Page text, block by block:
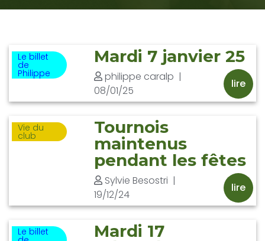
Le billet
de
Philippe
Mardi 7 janvier 25
philippe caralp |
08/01/25
lire
Vie du
club
Tournois
maintenus
pendant les fêtes
Sylvie Besostri |
19/12/24
lire
Le billet
Mardi 17